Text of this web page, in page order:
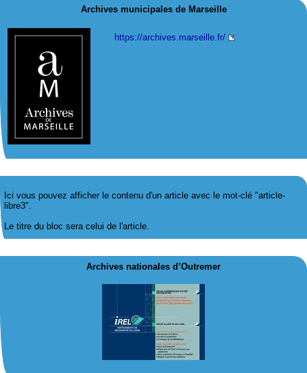
Archives municipales de Marseille
https://archives.marseille.fr/
Ici vous pouvez afficher le contenu d'un article avec le mot-clé "article-
libre3".
Le titre du bloc sera celui de l'article.
Archives nationales d’Outremer